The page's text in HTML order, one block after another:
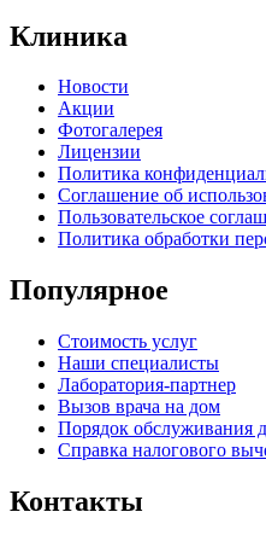
Клиника
Новости
Акции
Фотогалерея
Лицензии
Политика
Соглашение об
Пользовательское
Политика обработки
Популярное
Стоимость услуг
Наши специалисты
Лаборатория-партнер
Вызов врача на дом
Порядок обслуживания
Справка налогового
Контакты